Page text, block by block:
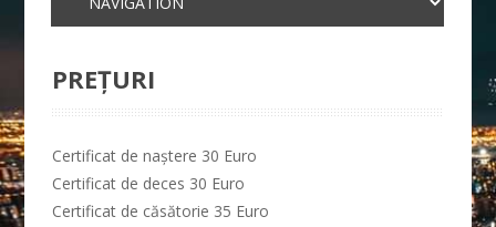
PREŢURI
Certificat de naştere 30 Euro
Certificat de deces 30 Euro
Certificat de căsătorie 35 Euro